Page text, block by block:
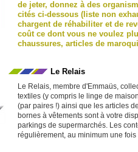
de jeter, donnez à des
cités ci-dessous (liste non
chargent de réhabiliter et de
coût ce dont vous ne voulez
chaussures, articles de
Le Relais
Le Relais, membre d'Emmaüs,
textiles (y compris le linge de
(par paires !) ainsi que les articles
bornes à vêtements sont à votre
parkings de supermarchés. Les
régulièrement, au minimum une